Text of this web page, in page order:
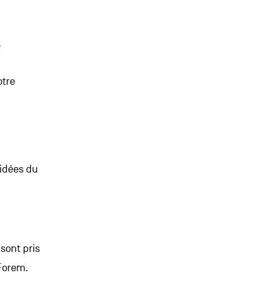
du
pris